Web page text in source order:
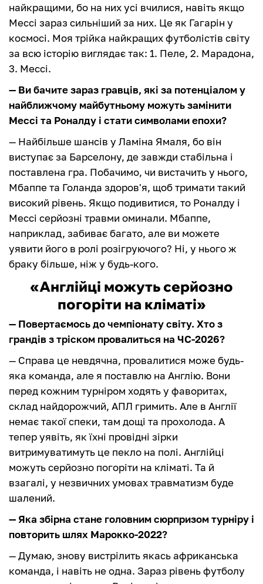
найкращими, бо на них усі вчилися, навіть якщо
Мессі зараз сильніший за них. Це як Гагарін у
космосі. Моя трійка найкращих футболістів світу
за всю історію виглядає так: 1. Пеле, 2. Марадона,
3. Мессі.
— Ви бачите зараз гравців, які за потенціалом у
найближчому майбутньому можуть замінити
Мессі та Роналду і стати символами епохи?
— Найбільше шансів у Ламіна Ямаля, бо він
виступає за Барселону, де завжди стабільна і
поставлена гра. Побачимо, чи вистачить у нього,
Мбаппе та Голанда здоров'я, щоб тримати такий
високий рівень. Якщо подивитися, то Роналду і
Мессі серйозні травми оминали. Мбаппе,
наприклад, забиває багато, але ви можете
уявити його в ролі розігруючого? Ні, у нього ж
браку більше, ніж у будь-кого.
«Англійці можуть серйозно
погоріти на кліматі»
— Повертаємось до чемпіонату світу. Хто з
грандів з тріском провалиться на ЧС-2026?
— Справа це невдячна, провалитися може будь-
яка команда, але я поставлю на Англію. Вони
перед кожним турніром ходять у фаворитах,
склад найдорожчий, АПЛ гримить. Але в Англії
немає такої спеки, там дощі та прохолода. А
тепер уявіть, як їхні провідні зірки
витримуватимуть це пекло на полі. Англійці
можуть серйозно погоріти на кліматі. Та й
взагалі, у незвичних умовах травматизм буде
шалений.
— Яка збірна стане головним сюрпризом турніру і
повторить шлях Марокко-2022?
— Думаю, знову вистрілить якась африканська
команда, і навіть не одна. Зараз рівень футболу